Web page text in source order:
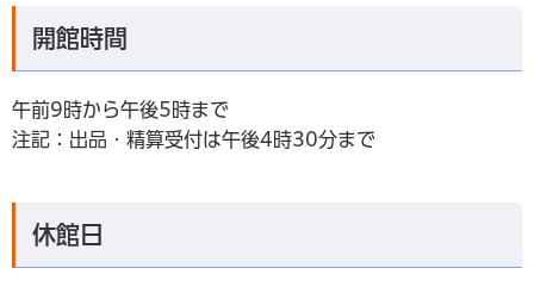
開館時間
午前9時から午後5時まで
注記：出品・精算受付は午後4時30分まで
休館日